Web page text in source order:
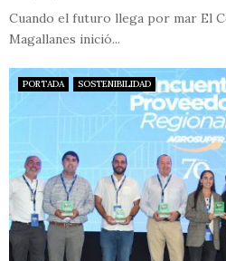
Cuando el futuro llega por mar El
Magallanes inició...
PORTADA SOSTENIBILIDAD